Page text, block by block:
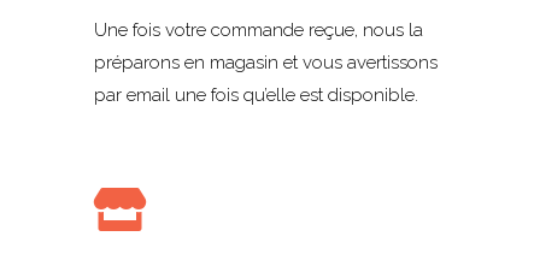
Une fois votre commande reçue, nous la
préparons en magasin et vous avertissons
par email une fois qu’elle est disponible.
